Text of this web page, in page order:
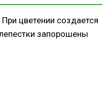
цветении создается
запорошены